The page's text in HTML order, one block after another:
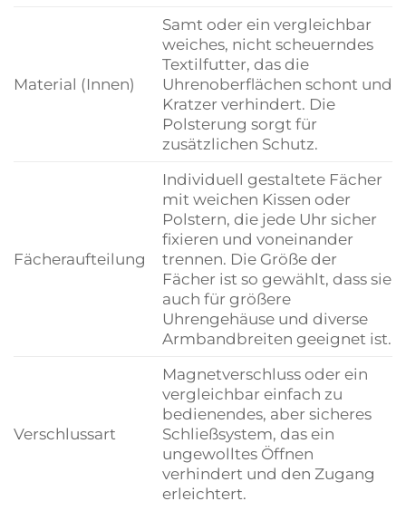
Material (Innen)
Samt oder ein vergleichbar
weiches, nicht scheuerndes
Textilfutter, das die
Uhrenoberflächen schont und
Kratzer verhindert. Die
Polsterung sorgt für
zusätzlichen Schutz.
Fächeraufteilung
Individuell gestaltete Fächer
mit weichen Kissen oder
Polstern, die jede Uhr sicher
fixieren und voneinander
trennen. Die Größe der
Fächer ist so gewählt, dass sie
auch für größere
Uhrengehäuse und diverse
Armbandbreiten geeignet ist.
Verschlussart
Magnetverschluss oder ein
vergleichbar einfach zu
bedienendes, aber sicheres
Schließsystem, das ein
ungewolltes Öffnen
verhindert und den Zugang
erleichtert.